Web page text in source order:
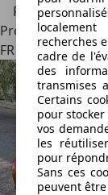
Prix réduit
Professionnel
FR 59500Douai
recherches
cadre de
des
transmises
Certains
pour
vos
les
pour
Sans ces
peuvent